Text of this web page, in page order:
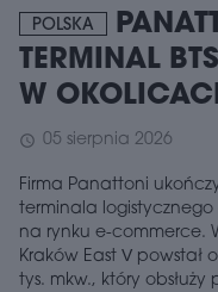
POLSKA
TERMINAL
W
schedule 05 sierpnia 2026
Firma Panattoni
terminala
na rynku e-commerce.
Kraków East V powstał
tys. mkw., który